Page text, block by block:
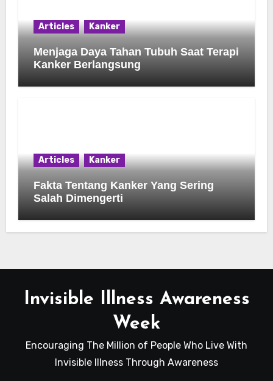
Articles Kanker
Menjaga Daya Tahan Tubuh Saat Terapi
Kanker Berlangsung
Articles Kanker
Fakta Tentang Kanker Yang Sering
Salah Dimengerti
Invisible Illness Awareness
Week
Encouraging The Million of People Who Live With
Invisible Illness Through Awareness